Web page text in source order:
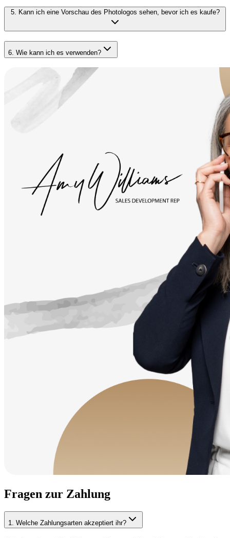
5. Kann ich eine Vorschau des Photologos sehen, bevor ich es kaufe?
6 Wie kann ich es verwenden?
Fragen zur Zahlung
1. Welche Zahlungsarten akzeptiert ihr?